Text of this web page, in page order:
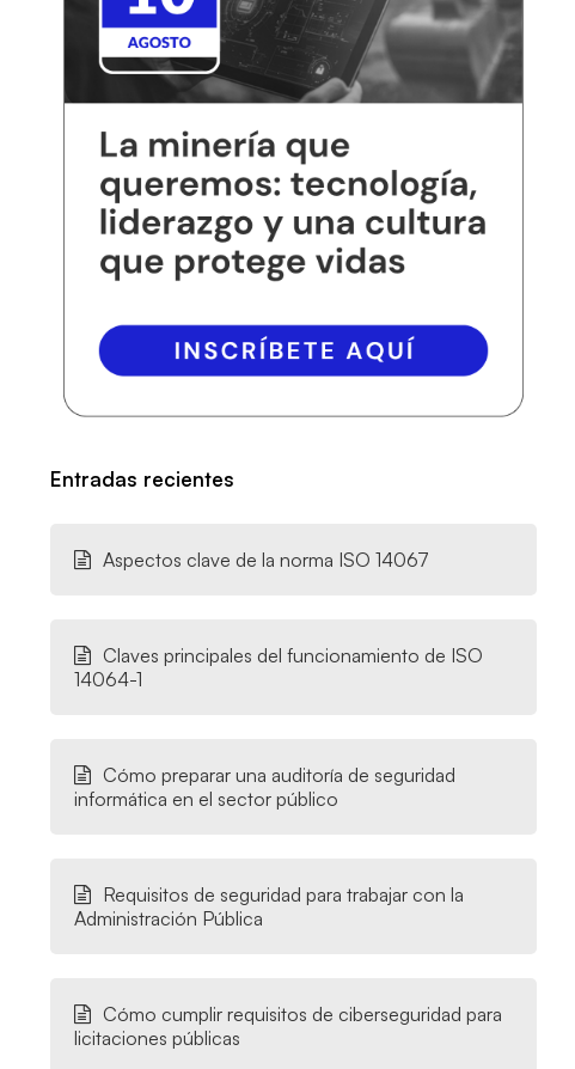
Entradas recientes
Aspectos clave de la norma ISO 14067
Claves principales del funcionamiento de ISO
14064-1
Cómo preparar una auditoría de seguridad
informática en el sector público
Requisitos de seguridad para trabajar con la
Administración Pública
Cómo cumplir requisitos de ciberseguridad para
licitaciones públicas